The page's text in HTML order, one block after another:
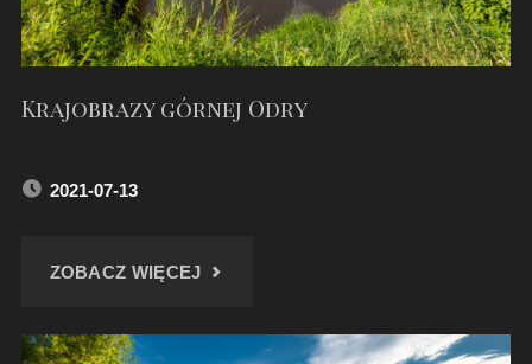
Krajobrazy górnej Odry
2021-07-13
ZOBACZ WIĘCEJ"KRAJOBRAZY